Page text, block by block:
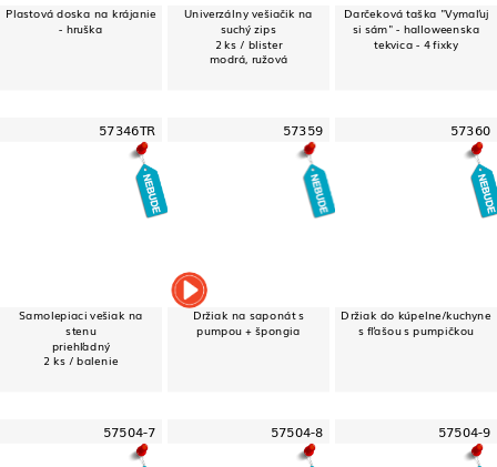
Plastová doska na krájanie
- hruška
Univerzálny vešiačik na
suchý zips
2 ks / blister
modrá, ružová
Darčeková taška "Vymaľuj
si sám" - halloweenska
tekvica - 4 fixky
57346TR
Samolepiaci vešiak na
stenu
priehľadný
2 ks / balenie
57359
Držiak na saponát s
pumpou + špongia
57360
Držiak do kúpelne/kuchyne
s fľašou s pumpičkou
57504-7 57504-8 57504-9